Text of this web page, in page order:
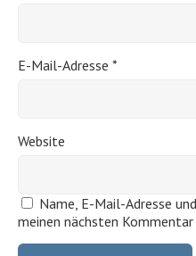
E-Mail-Adresse *
Website
Name, E-Mail-Adresse
meinen nächsten Kommentar